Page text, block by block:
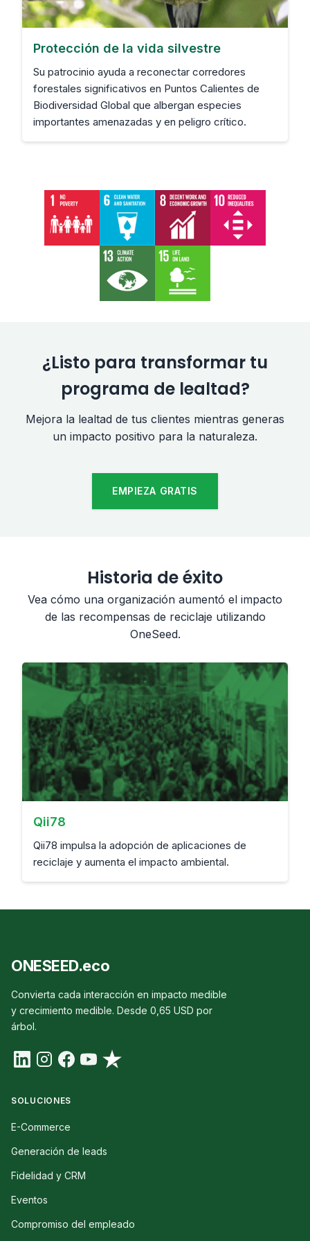
Protección de la vida silvestre
Su patrocinio ayuda a reconectar corredores
forestales significativos en Puntos Calientes de
Biodiversidad Global que albergan especies
importantes amenazadas y en peligro crítico.
¿Listo para transformar tu
programa de lealtad?
Mejora la lealtad de tus clientes mientras generas
un impacto positivo para la naturaleza.
EMPIEZA GRATIS
Historia de éxito
Vea cómo una organización aumentó el impacto
de las recompensas de reciclaje utilizando
OneSeed.
Qii78
Qii78 impulsa la adopción de aplicaciones de
reciclaje y aumenta el impacto ambiental.
ONESEED.eco
Convierta cada interacción en impacto medible
y crecimiento medible. Desde 0,65 USD por
árbol.
SOLUCIONES
E-Commerce
Generación de leads
Fidelidad y CRM
Eventos
Compromiso del empleado